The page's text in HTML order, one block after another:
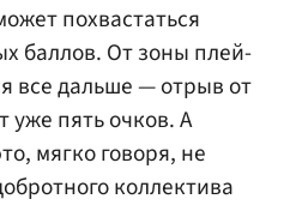
похвастаться
баллов. От зоны плей-
все дальше — отрыв от
уже пять очков. А
мягко говоря, не
коллектива